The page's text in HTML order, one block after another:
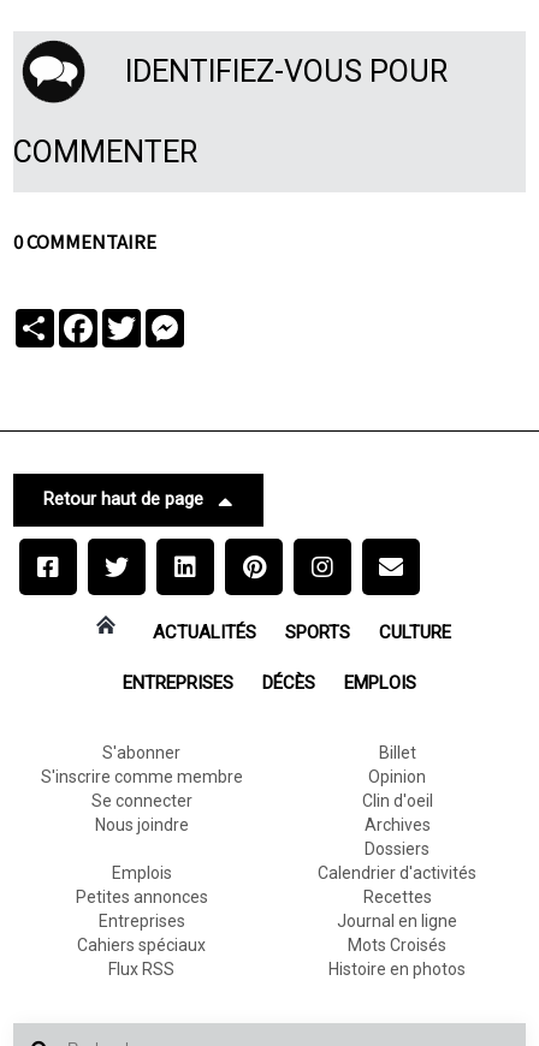
IDENTIFIEZ-VOUS POUR
COMMENTER
0 COMMENTAIRE
PartagerFacebook
Twitter
Retour haut de page
ACTUALITÉS SPORTS CULTURE
ENTREPRISES DÉCÈS EMPLOIS
S'abonner
S'inscrire comme membre
Se connecter
Nous joindre
Billet
Opinion
Clin d'oeil
Archives
Dossiers
Emplois
Petites annonces
Entreprises
Cahiers spéciaux
Flux RSS
Calendrier d'activités
Recettes
Journal en ligne
Mots Croisés
Histoire en photos